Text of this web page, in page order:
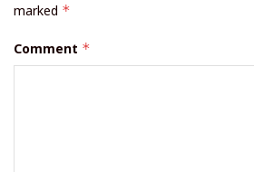
marked *
Comment *